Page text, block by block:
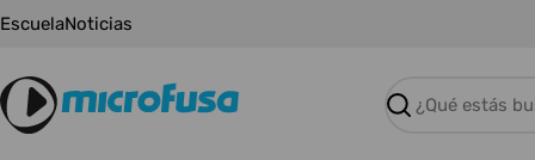
Saltar
EscuelaNoticias
Buscar